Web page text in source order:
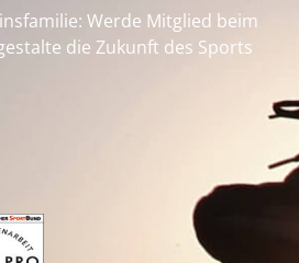
Werde Mitglied beim
die Zukunft des Sports